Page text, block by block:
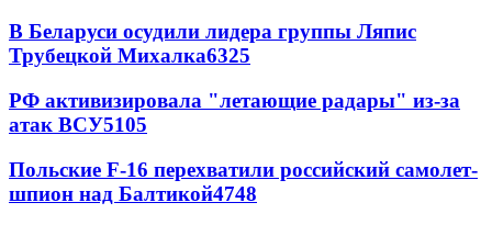
В Беларуси осудили лидера группы Ляпис
Трубецкой Михалка6325
РФ активизировала "летающие радары" из-за
атак ВСУ5105
Польские F-16 перехватили российский самолет-
шпион над Балтикой4748